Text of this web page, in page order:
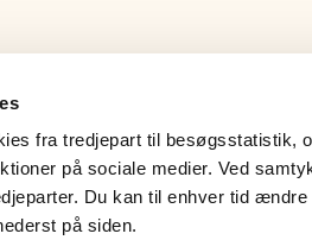
fra tredjepart til besøgsstatistik,
på sociale medier. Ved
Du kan til enhver tid
på siden.